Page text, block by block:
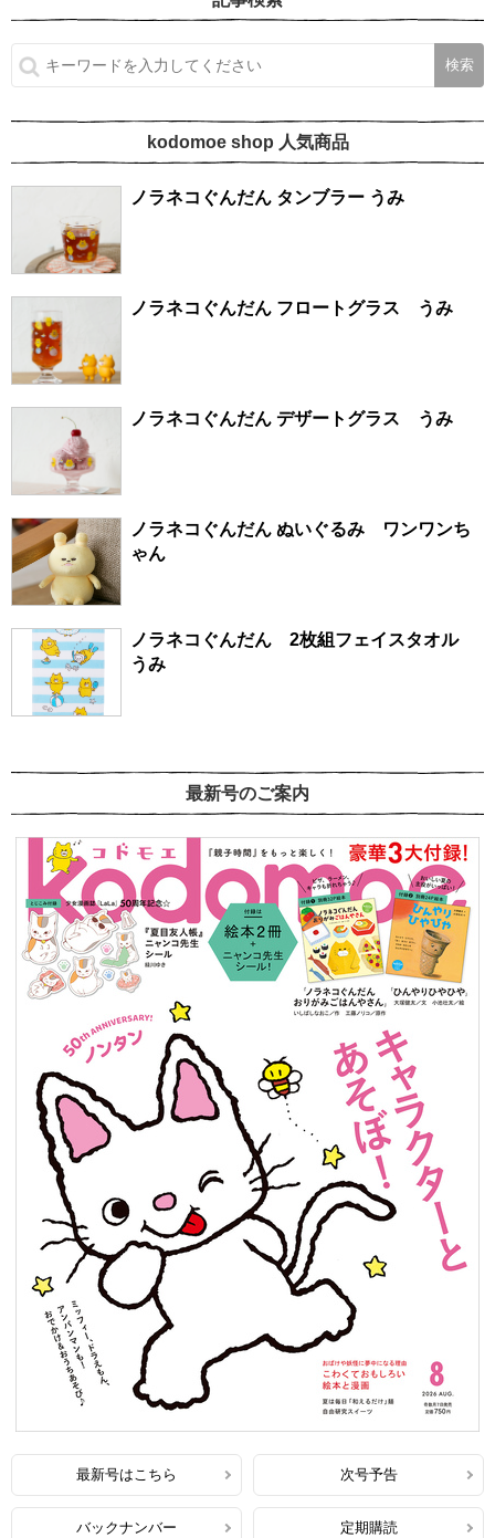
kodomoe shop 人気商品
ノラネコぐんだん タンブラー うみ
ノラネコぐんだん フロートグラス うみ
ノラネコぐんだん デザートグラス うみ
ノラネコぐんだん ぬいぐるみ ワンワンち
ゃん
ノラネコぐんだん 2枚組フェイスタオル
うみ
最新号のご案内
最新号はこちら 次号予告
バックナンバー 定期購読